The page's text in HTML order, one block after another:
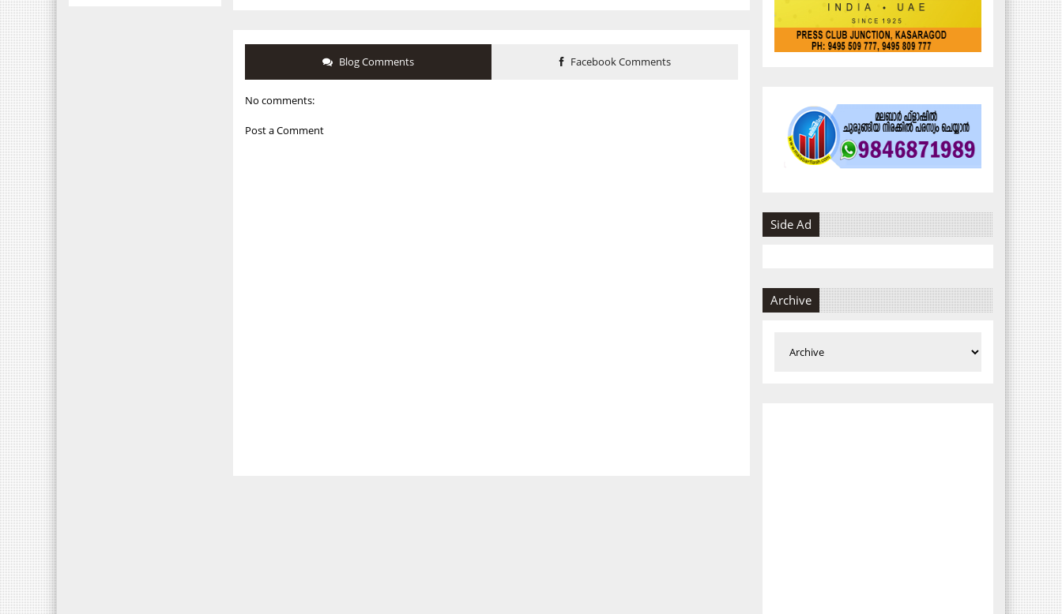
Blog Comments Facebook Comments
No comments:
Post a Comment
Side Ad
Archive